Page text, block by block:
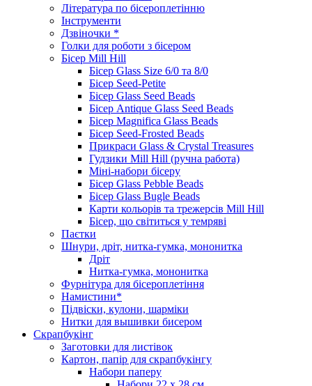
Література по бісероплетінню
Інструменти
Дзвіночки *
Голки для роботи з бісером
Бісер Mill Hill
Бісер Glass Size 6/0 та 8/0
Бісер Seed-Petite
Бісер Glass Seed Beads
Бісер Antique Glass Seed Beads
Бісер Magnifica Glass Beads
Бісер Seed-Frosted Beads
Прикраси Glass & Crystal Treasures
Гудзики Mill Hill (ручна работа)
Міні-набори бісеру
Бісер Glass Pebble Beads
Бісер Glass Bugle Beads
Карти кольорів та трежерсів Mill Hill
Бісер, що світиться у темряві
Паєтки
Шнури, дріт, нитка-гумка, мононитка
Дріт
Нитка-гумка, мононитка
Фурнітура для бісероплетіння
Намистини*
Підвіски, кулони, шарміки
Нитки для вышивки бисером
Скрапбукінг
Заготовки для листівок
Картон, папір для скрапбукінгу
Набори паперу